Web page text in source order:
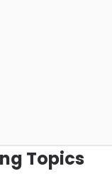
Topics